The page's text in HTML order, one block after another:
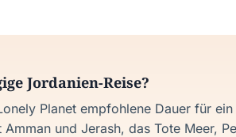
Jordanien-Reise?
Planet empfohlene Dauer für
und Jerash, das Tote Meer,